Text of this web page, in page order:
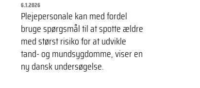
6.1.2026
Plejepersonale kan med fordel
bruge spørgsmål til at spotte ældre
med størst risiko for at udvikle
tand- og mundsygdomme, viser en
ny dansk undersøgelse.